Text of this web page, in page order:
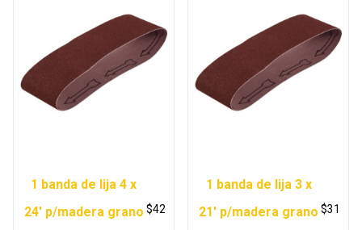
1 banda de lija 4 x
24′ p/madera grano $42
1 banda de lija 3 x
21′ p/madera grano $31